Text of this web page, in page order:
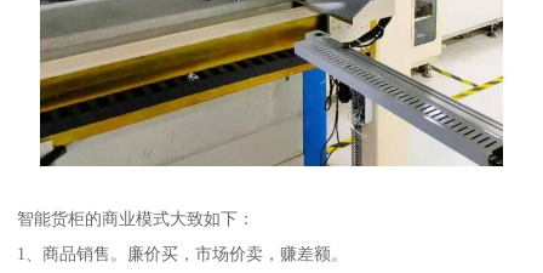
智能货柜的商业模式大致如下：
1、商品销售。廉价买，市场价卖，赚差额。